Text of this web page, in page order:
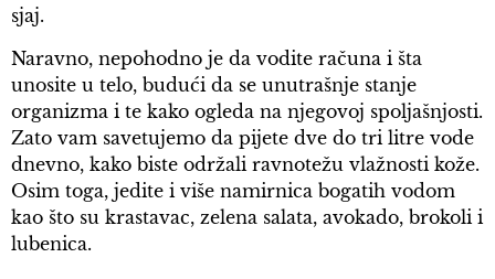
sjaj.
Naravno, nepohodno je da vodite računa i šta
unosite u telo, budući da se unutrašnje stanje
organizma i te kako ogleda na njegovoj spoljašnjosti.
Zato vam savetujemo da pijete dve do tri litre vode
dnevno, kako biste održali ravnotežu vlažnosti kože.
Osim toga, jedite i više namirnica bogatih vodom
kao što su krastavac, zelena salata, avokado, brokoli i
lubenica.